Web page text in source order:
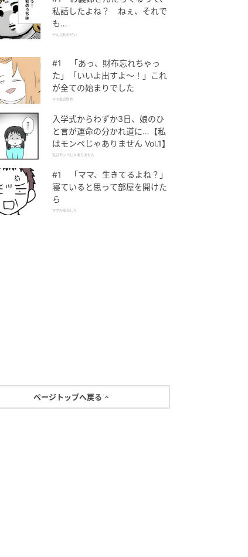
私話したよね？ ねぇ、それで
も…
ぜんぶ私のせい
#1 「あっ、財布忘れちゃっ
た」「いいよ出すよ〜！」これ
が全ての始まりでした
ママ友の財布
入学式からわずか3日、娘のひ
と言が運命の分かれ道に…【私
はモンペじゃありません Vol.1】
私はモンペじゃありません
#1 「ママ、生きてるよね？」
寝ていると思って部屋を開けた
ら
ママが家出した
ページトップへ戻る